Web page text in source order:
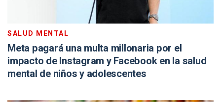
SALUD MENTAL
Meta pagará una multa millonaria por el
impacto de Instagram y Facebook en la salud
mental de niños y adolescentes